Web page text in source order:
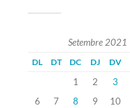
Setembre 2021
DL DT DC DJ DV
1 2 3
6
7 8 9 10